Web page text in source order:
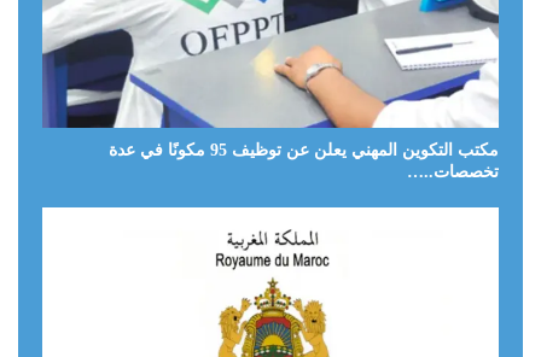
مكتب التكوين المهني يعلن عن توظيف 95 مكونًا في عدة
تخصصات..…